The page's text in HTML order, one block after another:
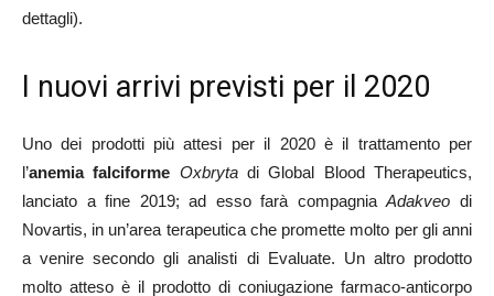
dettagli).
I nuovi arrivi previsti per il 2020
Uno dei prodotti più attesi per il 2020 è il trattamento per
l’anemia falciforme Oxbrytadi Global Blood Therapeutics,
lanciato a fine 2019; ad esso farà compagniaAdakveo di
Novartis, in un’area terapeutica che promette molto per gli anni
a venire secondo gli analisti di Evaluate. Un altro prodotto
molto atteso è il prodotto di coniugazione farmaco-anticorpo